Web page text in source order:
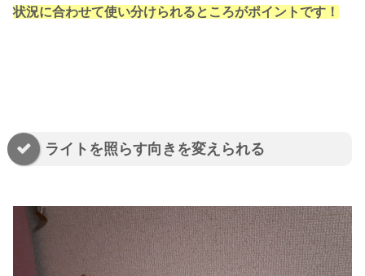
状況に合わせて使い分けられるところがポイントです！
ライトを照らす向きを変えられる